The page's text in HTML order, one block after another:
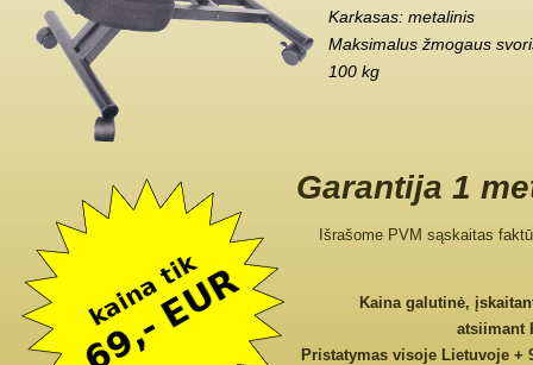
Karkasas: metalinis
Maksimalus žmogaus
100 kg
Garantija 1
Išrašome PVM sąskaitas
Kaina galutinė,
atsiimant
Pristatymas visoje Lietuvoje +